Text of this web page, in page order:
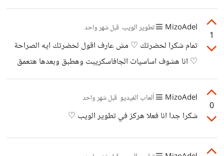
1
MizoAdel تطوير الويب قبل شهر واحد
تمام شكرا لحضرتك ♡ مش عارف اقول لحضرتك ايه الصراحة
♡ انا هشوف اساسيات الجافاسكريبت وهطبق وبعدها هتعمق
اكتر فيها ان شاء الله
0
MizoAdel ألعاب الفيديو قبل شهر واحد
شكرا جدا انا فعلا هركز في تطوير الويب ♡